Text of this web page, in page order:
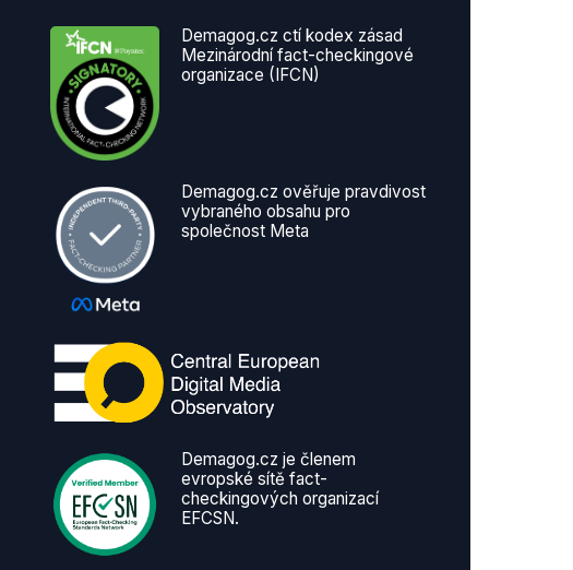
Demagog.cz ctí kodex zásad
Mezinárodní fact-checkingové
organizace (IFCN)
Demagog.cz ověřuje pravdivost
vybraného obsahu pro
společnost Meta
Demagog.cz je členem
evropské sítě fact-
checkingových organizací
EFCSN.